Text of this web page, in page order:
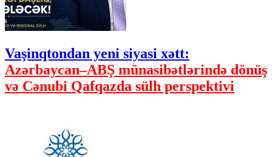
Vaşinqtondan yeni siyasi xətt:
Azərbaycan–ABŞ münasibətlərində dönüş
və Cənubi Qafqazda sülh perspektivi